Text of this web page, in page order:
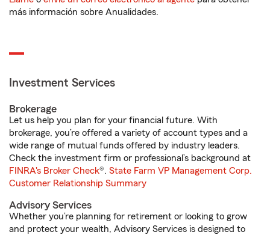
más información sobre Anualidades.
Investment Services
Brokerage
Let us help you plan for your financial future. With
brokerage, you’re offered a variety of account types and a
wide range of mutual funds offered by industry leaders.
Check the investment firm or professional’s background at
FINRA's Broker Check®. State Farm VP Management Corp.
Customer Relationship Summary
Advisory Services
Whether you’re planning for retirement or looking to grow
and protect your wealth, Advisory Services is designed to